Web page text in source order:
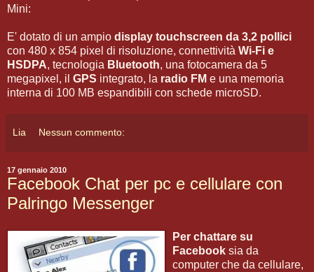
Mini:
E' dotato di un ampio display touchscreen da 3,2 pollici
con 480 x 854 pixel di risoluzione, connettività Wi-Fi e
HSDPA, tecnologia Bluetooth, una fotocamera da 5
megapixel, il GPS integrato, la radio FM e una memoria
interna di 100 MB espandibili con schede microSD.
Lia Nessun commento:
17 gennaio 2010
Facebook Chat per pc e cellulare con
Palringo Messenger
Per chattare su
Facebook sia da
computer che da cellulare,